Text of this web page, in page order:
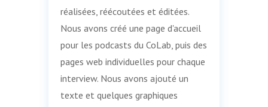
réalisées, réécoutées et éditées.
Nous avons créé une page d'accueil
pour les podcasts du CoLab, puis des
pages web individuelles pour chaque
interview. Nous avons ajouté un
texte et quelques graphiques